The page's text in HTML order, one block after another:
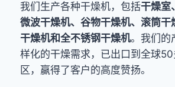
我们生产各种干燥机，包括干燥室
微波干燥机、谷物干燥机、滚筒干
干燥机和全不锈钢干燥机。我们的
样化的干燥需求，已出口到全球
区，赢得了客户的高度赞扬。